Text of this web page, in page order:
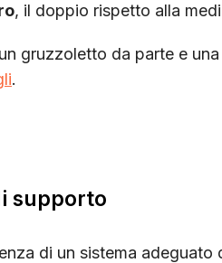
, il doppio rispetto alla
gruzzoletto da parte e
.
supporto
di un sistema adeguato